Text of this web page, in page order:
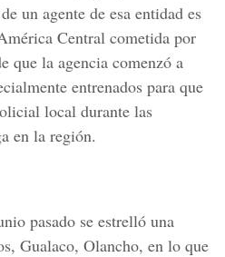
un agente de esa entidad es
Central cometida por
que la agencia comenzó a
entrenados para que
local durante las
en la región.
pasado se estrelló una
Gualaco, Olancho, en lo que